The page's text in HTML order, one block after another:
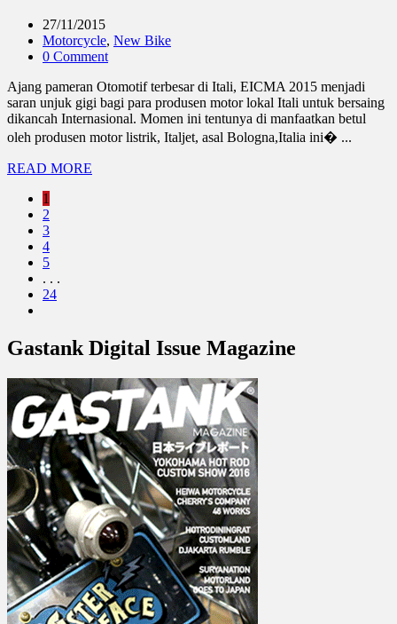
27/11/2015
Motorcycle, New Bike
0 Comment
Ajang pameran Otomotif terbesar di Itali, EICMA 2015 menjadi
saran unjuk gigi bagi para produsen motor lokal Itali untuk bersaing
dikancah Internasional. Momen ini tentunya di manfaatkan betul
oleh produsen motor listrik, Italjet, asal Bologna,Italia ini� ...
READ MORE
1
2
3
4
5
. . .
24
Gastank Digital Issue Magazine